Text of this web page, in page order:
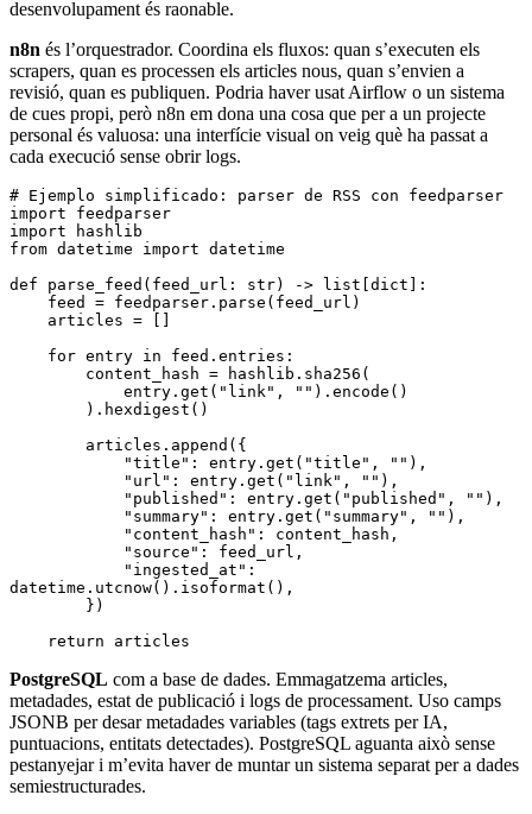
desenvolupament és raonable.
n8n és l’orquestrador. Coordina els fluxos: quan s’executen els
scrapers, quan es processen els articles nous, quan s’envien a
revisió, quan es publiquen. Podria haver usat Airflow o un sistema
de cues propi, però n8n em dona una cosa que per a un projecte
personal és valuosa: una interfície visual on veig què ha passat a
cada execució sense obrir logs.
# Ejemplo simplificado: parser de RSS con feedparser
import feedparser
import hashlib
from datetime import datetime
def parse_feed ( feed_url : str) -> list [dict ] :
    feed
= feedparser . parse (feed_url)
    articles
= []
    for
entry in feed . entries :
        content_hash
= hashlib . sha256 (
            entry.
get ( "link" , "" ). encode ()
        ).
hexdigest ()
        articles
. append ({
            "title"
: entry. get ( "title" , "" ),
            "url"
: entry. get ( "link" , "" ),
            "published"
: entry. get ( "published" , "" ),
            "summary"
: entry. get ( "summary" , "" ),
            "content_hash"
: content_hash,
            "source"
: feed_url,
            "ingested_at"
:
datetime. utcnow(). isoformat (),
        })
    return
articles
PostgreSQL com a base de dades. Emmagatzema articles,
metadades, estat de publicació i logs de processament. Uso camps
JSONB per desar metadades variables (tags extrets per IA,
puntuacions, entitats detectades). PostgreSQL aguanta això sense
pestanyejar i m’evita haver de muntar un sistema separat per a dades
semiestructurades.